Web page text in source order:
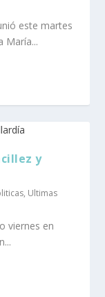
este martes
María...
y
, Ultimas
viernes en